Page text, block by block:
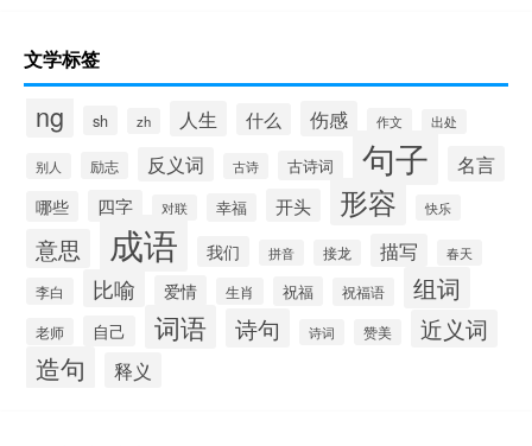
文学标签
ng sh zh 人生 什么 伤感 作文 出处
别人 励志 反义词 古诗 古诗词 句子 名言
哪些 四字 对联 幸福 开头 形容 快乐
意思 成语 我们 拼音 接龙 描写 春天
李白 比喻 爱情 生肖 祝福 祝福语 组词
老师 自己 词语 诗句 诗词 赞美 近义词
造句 释义